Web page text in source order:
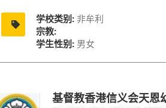
学校类别: 非牟利
宗教:
学生性别: 男女
基督教香港信义会天恩